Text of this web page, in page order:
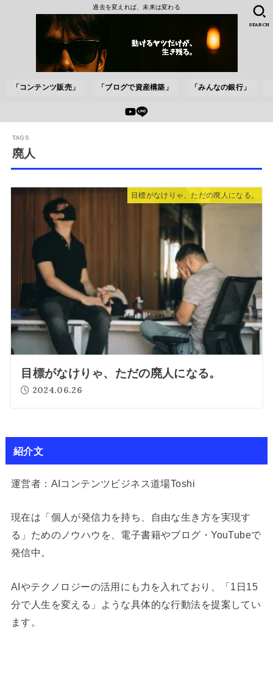
過去を変えれば、未来は変わる
「コンテンツ販売」 「ブログで資産構築」 「みんなの銀行」
SEARCH
廃人
目標がなけりゃ、ただの廃人になる。
目標がなけりゃ、ただの廃人になる。
2024.06.26
紹介文
運営者：AIコンテンツビジネス道場Toshi
現在は「個人が発信力を持ち、自由な生き方を実現す
る」ためのノウハウを、電子書籍やブログ・YouTubeで
発信中。
AIやテクノロジーの活用にも力を入れており、「1日15
分で人生を変える」ような具体的な行動法を提案してい
ます。